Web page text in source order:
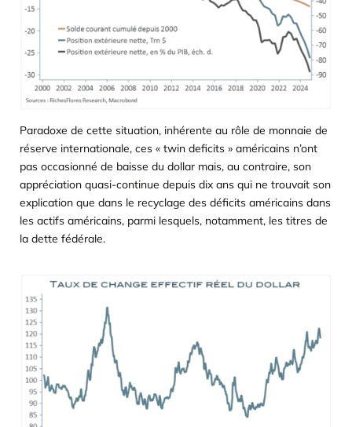
Paradoxe de cette situation, inhérente au rôle de monnaie de
réserve internationale, ces « twin deficits » américains n’ont
pas occasionné de baisse du dollar mais, au contraire, son
appréciation quasi-continue depuis dix ans qui ne trouvait son
explication que dans le recyclage des déficits américains dans
les actifs américains, parmi lesquels, notamment, les titres de
la dette fédérale.